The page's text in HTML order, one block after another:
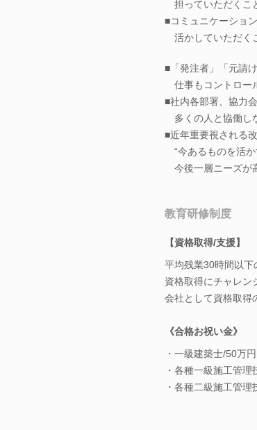
担っていただくこ
■コミュニケーショ
活かしていただく
■「発注者」「元請
仕事もコントロー
■社内各部署、協力
多くの人と協働し
■近年重要視される
“今あるものを活か
今後一層ニーズが
教育研修制度
【資格取得/支援】
平均残業30時間以下
資格取得にチャレン
会社として資格取得
《合格お祝い金》
・一級建築士/50万円
・各種一級施工管理
・各種二級施工管理